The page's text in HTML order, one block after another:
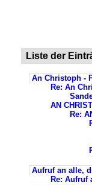
Liste der
An Christoph -
Re: An
AN
Re:
Aufruf an alle,
Re: Aufruf